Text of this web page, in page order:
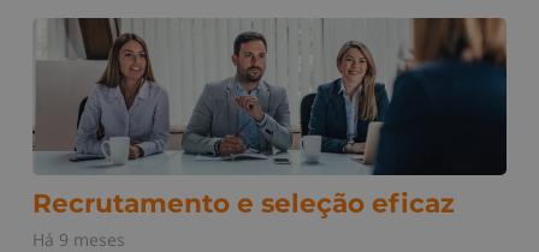
Recrutamento e seleção eficaz
Há 9 meses